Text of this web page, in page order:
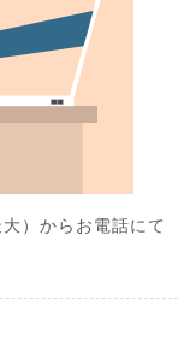
）からお電話にて